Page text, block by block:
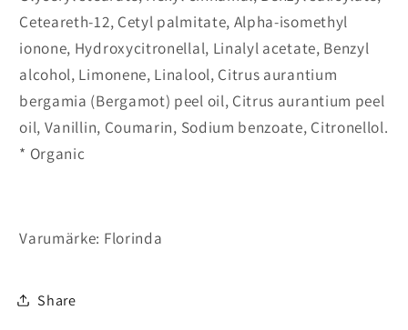
Ceteareth-12, Cetyl palmitate, Alpha-isomethyl
ionone, Hydroxycitronellal, Linalyl acetate, Benzyl
alcohol, Limonene, Linalool, Citrus aurantium
bergamia (Bergamot) peel oil, Citrus aurantium peel
oil, Vanillin, Coumarin, Sodium benzoate, Citronellol.
* Organic
Varumärke: Florinda
Share